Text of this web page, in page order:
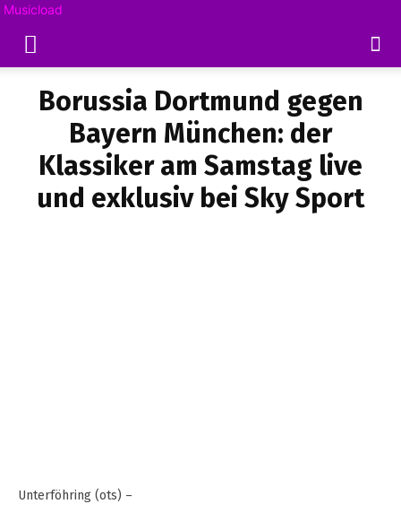
Musicload
Borussia Dortmund gegen
Bayern München: der
Klassiker am Samstag live
und exklusiv bei Sky Sport
Unterföhring (ots) –